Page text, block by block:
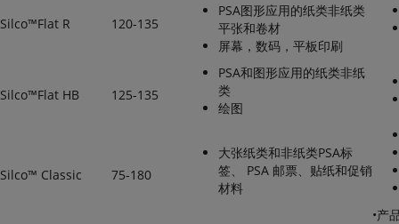
Silco™Flat R 120-135
PSA图形应用的纸类非纸类
平张和卷材
屏幕，数码，平板印刷
Silco™Flat HB 125-135
PSA和图形应用的纸类非纸
类
绘图
Silco™ Classic 75-180
大张纸类和非纸类PSA标
签、 PSA 邮票、贴纸和促销
材料
•产